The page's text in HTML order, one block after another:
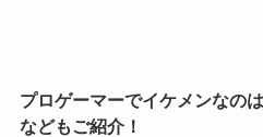
プロゲーマーでイケメンなの
などもご紹介！